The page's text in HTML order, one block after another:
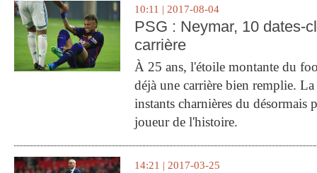
10:11 | 2017-08-04
PSG : Neymar, 10 dates-
carrière
À 25 ans, l'étoile montante du
déjà une carrière bien remplie.
instants charnières du désormais
joueur de l'histoire.
14:21 | 2017-03-25